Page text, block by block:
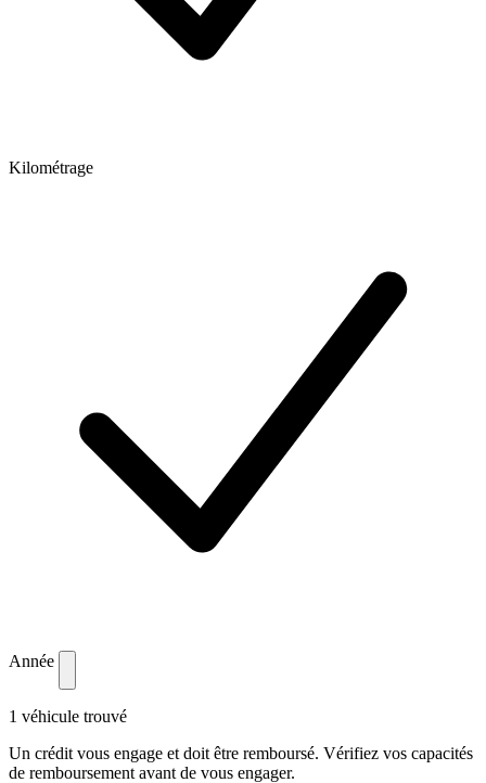
Kilométrage
Année
1 véhicule trouvé
Un crédit vous engage et doit être remboursé. Vérifiez vos capacités
de remboursement avant de vous engager.